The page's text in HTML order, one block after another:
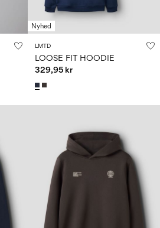
Nyhed
LMTD
LOOSE FIT HOODIE
329,95 kr